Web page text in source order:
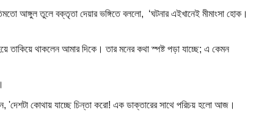
আঙ্গুল তুলে বক্তৃতা দেয়ার ভঙ্গিতে বললো, ‘ঘটনার এইখানেই মীমাংসা হোক।
থাকলেন আমার দিকে। তার মনের কথা স্পষ্ট পড়া যাচ্ছে; এ কেমন
'দেশটা কোথায় যাচ্ছে চিন্তা করো! এক ডাক্তারের সাথে পরিচয় হলো আজ।